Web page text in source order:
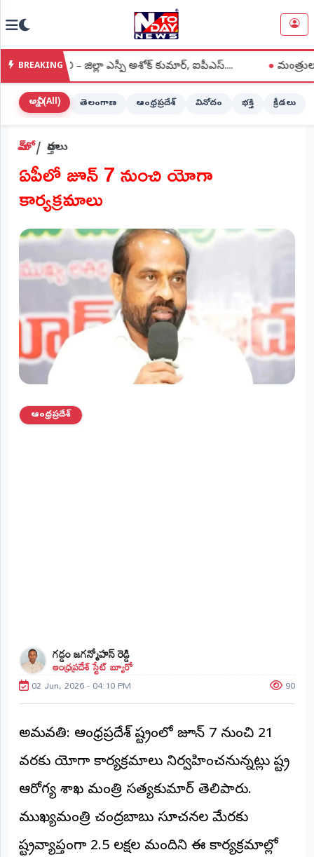
హోమ్
(Home)
STREAMING
లైవ్
(Live
రేడియో
(Live
Radio)
(STATE)
తెలంగాణ
ఆంధ్రప్రదేశ్
అంతర్జాతీయం
ఆర్టీఐ
డెస్క్
DESK)
మా
రిపోర్టర్లు
రిపోర్టర్‌గా
చేరండి
BREAKING
– జిల్లా ఎస్పీ అశోక్ కుమార్, ఐపీఎస్.... ●మంత్రులను
అన్నీ (All) తెలంగాణ ఆంధ్రప్రదేశ్ వినోదం భక్తి క్రీడలు
హోమ్ వార్తలు
ఏపీలో జూన్ 7 నుంచి యోగా
కార్యక్రమాలు
ఆంధ్రప్రదేశ్
గడ్డం జగన్మోహన్ రెడ్డి
ఆంధ్రప్రదేశ్ స్టేట్ బ్యూరో
02 Jun, 2026 - 04:10 PM 90
అమరావతి: ఆంధ్రప్రదేశ్ రాష్ట్రంలో జూన్ 7 నుంచి 21
వరకు యోగా కార్యక్రమాలు నిర్వహించనున్నట్లు రాష్ట్ర
ఆరోగ్య శాఖ మంత్రి సత్యకుమార్ తెలిపారు.
ముఖ్యమంత్రి చంద్రబాబు సూచనల మేరకు
రాష్ట్రవ్యాప్తంగా 2.5 లక్షల మందిని ఈ కార్యక్రమాల్లో